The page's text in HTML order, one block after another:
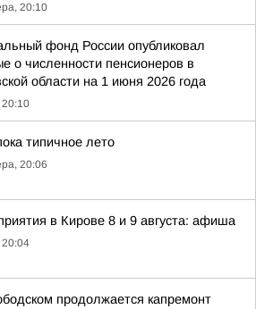
20:10
фонд России опубликовал
о численности пенсионеров в
области на 1 июня 2026 года
20:10
типичное лето
20:06
в Кирове 8 и 9 августа: афиша
20:04
продолжается капремонт